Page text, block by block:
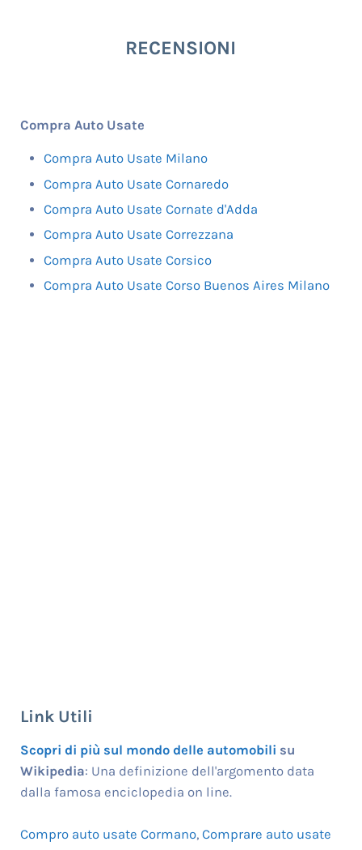
RECENSIONI
Compra Auto Usate
Compra Auto Usate Milano
Compra Auto Usate Cornaredo
Compra Auto Usate Cornate d'Adda
Compra Auto Usate Correzzana
Compra Auto Usate Corsico
Compra Auto Usate Corso Buenos Aires Milano
Link Utili
Scopri di più sul mondo delle automobili su
Wikipedia: Una definizione dell'argomento data
dalla famosa enciclopedia on line.
Compro auto usate Cormano, Comprare auto usate